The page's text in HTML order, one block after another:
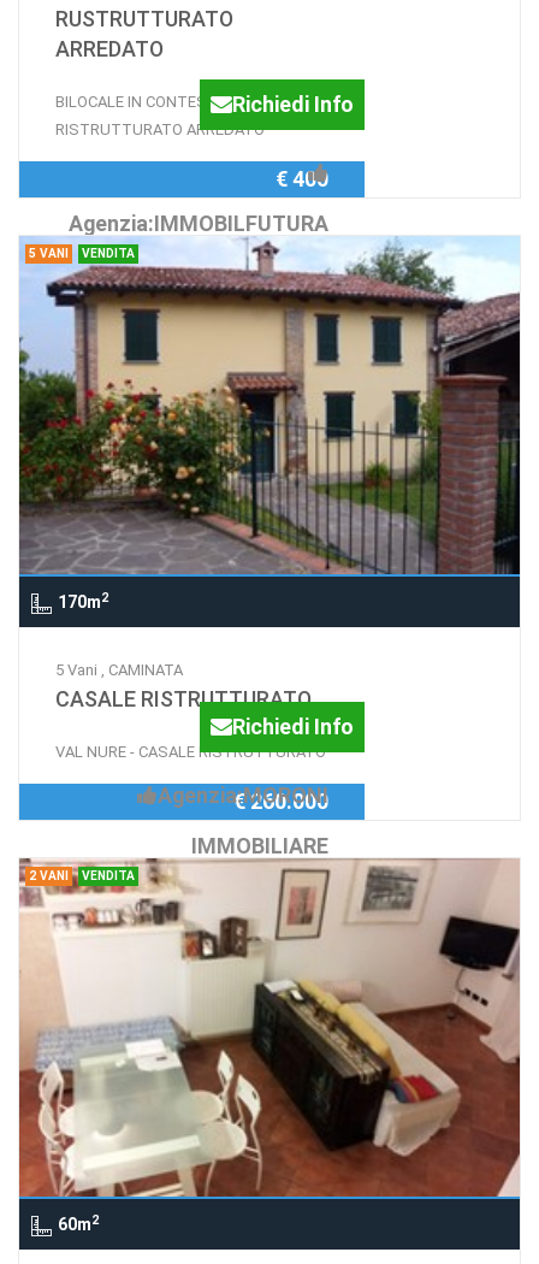
RUSTRUTTURATO
ARREDATO
BILOCALE IN CONTESTO DI 3 UNITA'
RISTRUTTURATO ARREDATO
Richiedi Info
Agenzia:IMMOBILFUTURA
€ 400
5 VANI VENDITA
170m2
5 Vani , CAMINATA
CASALE RISTRUTTURATO
VAL NURE - CASALE RISTRUTTURATO
Richiedi Info
Agenzia:MORONI
IMMOBILIARE
€ 260.000
2 VANI VENDITA
60m2